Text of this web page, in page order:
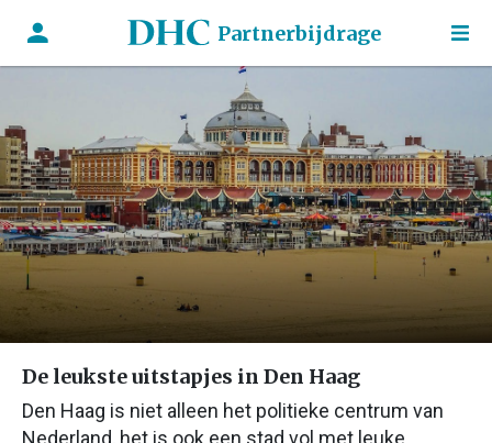
Partnerbijdrage
De leukste uitstapjes in Den Haag
Den Haag is niet alleen het politieke centrum van
Nederland, het is ook een stad vol met leuke